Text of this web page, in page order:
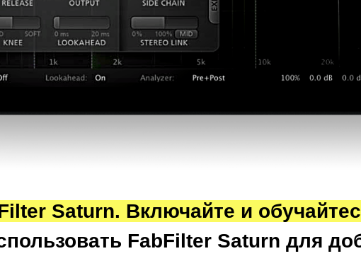
Saturn. Включайте и
FabFilter Saturn для